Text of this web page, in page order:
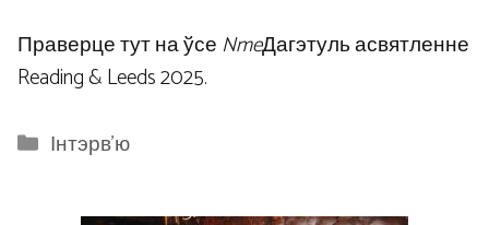
Праверце тут на ўсе NmeДагэтуль асвятленне
Reading & Leeds 2025.
Categories
Інтэрв'ю